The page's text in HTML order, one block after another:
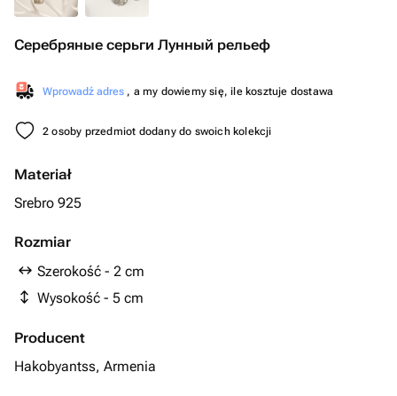
Серебряные серьги Лунный рельеф
Wprowadź adres , a my dowiemy się, ile kosztuje dostawa
2 osoby przedmiot dodany do swoich kolekcji
Materiał
Srebro 925
Rozmiar
Szerokość - 2 cm
Wysokość - 5 cm
Producent
Hakobyantss, Armenia